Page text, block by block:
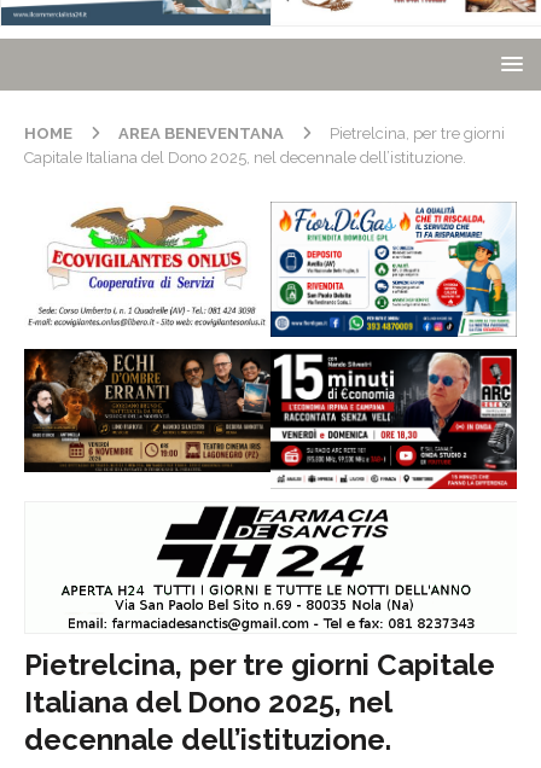
HOME AREA BENEVENTANA
Pietrelcina, per tre giorni
Capitale Italiana del Dono 2025, nel decennale dell’istituzione.
Pietrelcina, per tre giorni Capitale
Italiana del Dono 2025, nel
decennale dell’istituzione.